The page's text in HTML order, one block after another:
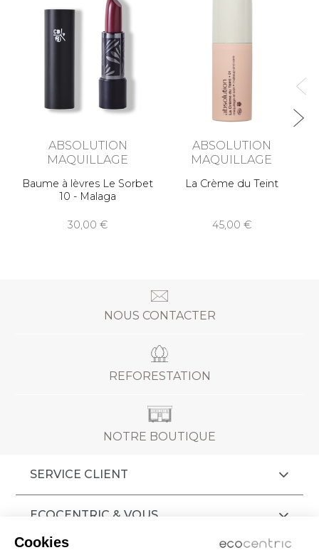
ABSOLUTION
MAQUILLAGE
Baume à lèvres Le Sorbet
10 - Malaga
30,00
ABSOLUTION
MAQUILLAGE
La Crème du Teint
45,00
NOUS CONTACTER
REFORESTATION
NOTRE BOUTIQUE
SERVICE CLIENT
ECOCENTRIC & VOUS
Cookies